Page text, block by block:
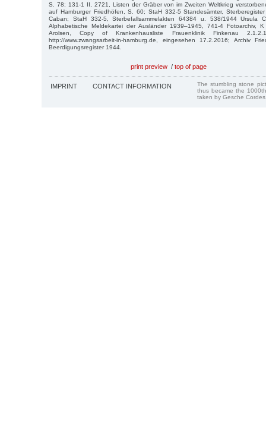
S. 78; 131-1 II, 2721, Listen der Gräber von im Zweiten Weltkrieg
auf Hamburger Friedhöfen, S. 60; StaH 332-5 Standesämter,
Caban; StaH 332-5, Sterbefallsammelakten 64384 u. 538/1944 Ursula
Alphabetische Meldekartei der Ausländer 1939–1945, 741-4 Fotoarchiv,
Arolsen, Copy of Krankenhausliste Frauenklinik Finkenau 2.1.2.1
http://www.zwangsarbeit-in-hamburg.de, eingesehen 17.2.2016; Archiv
Beerdigungsregister 1944.
print preview / top of page
IMPRINT CONTACT INFORMATION
The stumbling stone
thus became the
taken by Gesche